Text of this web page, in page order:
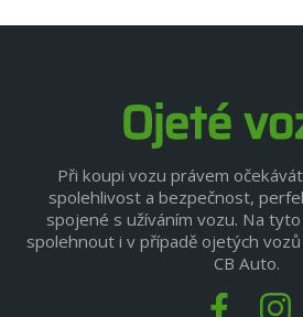
Při koupi vozu právem
spolehlivost a bezpečnost,
spojené s užíváním vozu. Na
spolehnout i v případě ojetých
CB Auto.